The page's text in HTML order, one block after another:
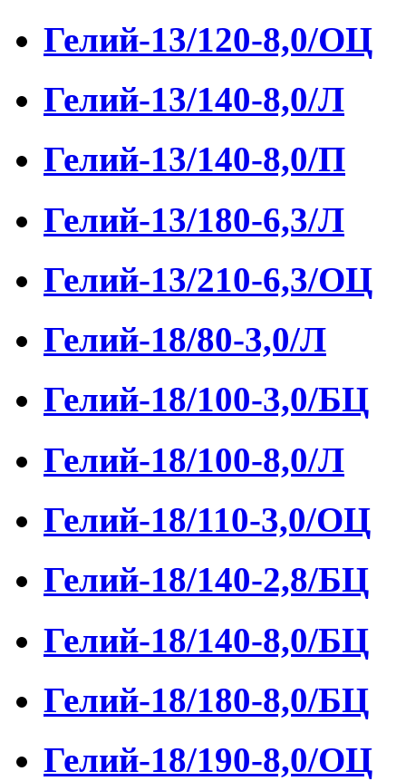
Гелий-13/120-8,0/ОЦ
Гелий-13/140-8,0/Л
Гелий-13/140-8,0/П
Гелий-13/180-6,3/Л
Гелий-13/210-6,3/ОЦ
Гелий-18/80-3,0/Л
Гелий-18/100-3,0/БЦ
Гелий-18/100-8,0/Л
Гелий-18/110-3,0/ОЦ
Гелий-18/140-2,8/БЦ
Гелий-18/140-8,0/БЦ
Гелий-18/180-8,0/БЦ
Гелий-18/190-8,0/ОЦ